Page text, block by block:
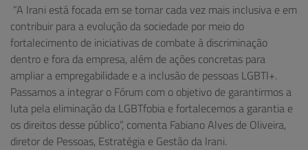
“A Irani está focada em se tornar cada vez mais inclusiva e em
contribuir para a evolução da sociedade por meio do
fortalecimento de iniciativas de combate à discriminação
dentro e fora da empresa, além de ações concretas para
ampliar a empregabilidade e a inclusão de pessoas LGBTI+.
Passamos a integrar o Fórum com o objetivo de garantirmos a
luta pela eliminação da LGBTfobia e fortalecemos a garantia e
os direitos desse público”, comenta Fabiano Alves de Oliveira,
diretor de Pessoas, Estratégia e Gestão da Irani.